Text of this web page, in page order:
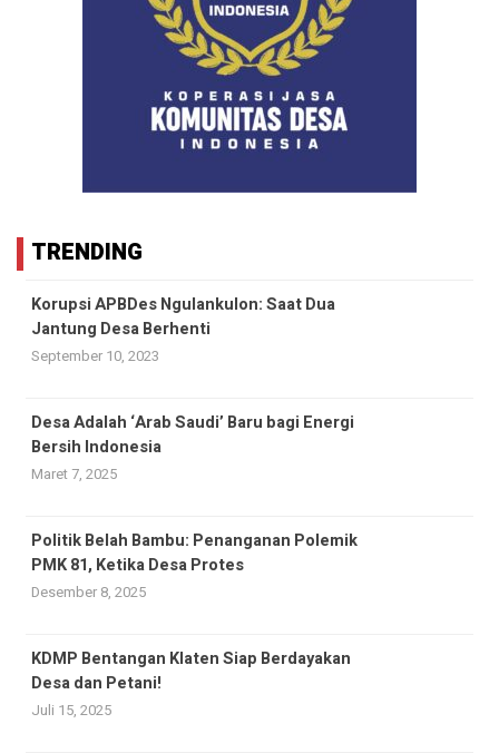
TRENDING
Korupsi APBDes Ngulankulon: Saat Dua
Jantung Desa Berhenti
September 10, 2023
Desa Adalah ‘Arab Saudi’ Baru bagi Energi
Bersih Indonesia
Maret 7, 2025
Politik Belah Bambu: Penanganan Polemik
PMK 81, Ketika Desa Protes
Desember 8, 2025
KDMP Bentangan Klaten Siap Berdayakan
Desa dan Petani!
Juli 15, 2025